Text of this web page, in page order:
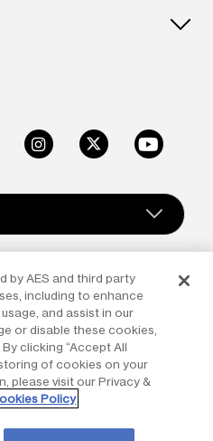
InstagramX Youtube
AES Corporation. All rights
in any form or medium
permission of The AES
and the AES logo are
by AES and third party
including to enhance
and assist in our
or disable these cookies,
clicking “Accept All
of cookies on your
please visit our Privacy &
Policy